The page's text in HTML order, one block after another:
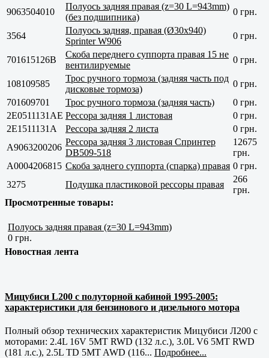
9063504010
Полуось задняя правая (z=30 L=943mm)
(без подшипника)
0 грн.
3564
Полуось задняя, правая (Ø30x940)
Sprinter W906
0 грн.
701615126B
Скоба переднего суппорта правая 15 не
вентилируемые
0 грн.
108109585
Трос ручного тормоза (задняя часть под
дисковые тормоза)
0 грн.
701609701
Трос ручного тормоза (задняя часть)
0 грн.
2E0511131AE Рессора задняя 1 листовая
0 грн.
2E1511131A
Рессора задняя 2 листа
0 грн.
A9063200206
Рессора задняя 3 листовая Спринтер
DB509-518
12675
грн.
A0004206815 Скоба заднего суппорта (спарка) правая 0 грн.
3275
Подушка пластиковой рессоры правая
266
грн.
Просмотренные товары:
Полуось задняя правая (z=30 L=943mm)
0 грн.
Новостная лента
Мицубиси L200 с полуторной кабиной 1995-2005:
характеристики для бензинового и дизельного мотора
Полный обзор технических характеристик Мицубиси Л200 с
моторами: 2.4L 16V 5MT RWD (132 л.с.), 3.0L V6 5MT RWD
(181 л.с.), 2.5L TD 5MT AWD (116... Подробнее...